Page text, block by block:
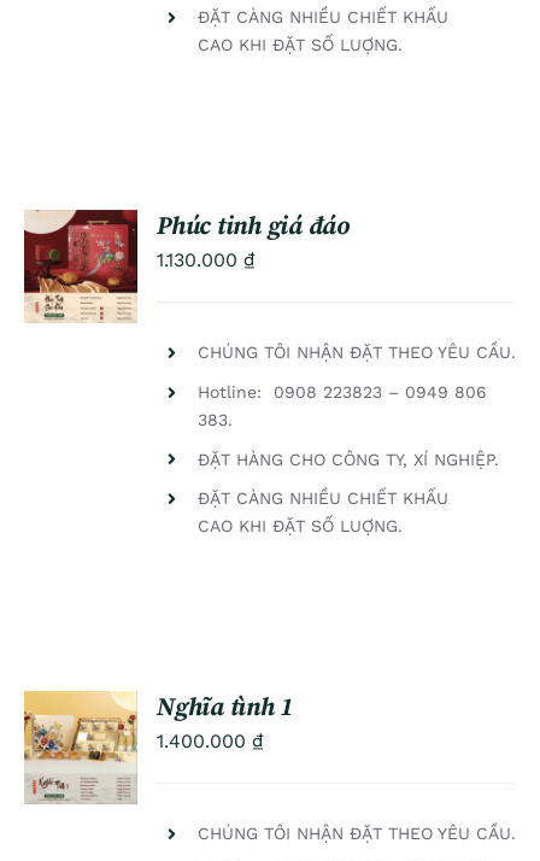
ĐẶT CÀNG NHIỀU CHIẾT KHẤU
CAO KHI ĐẶT SỐ LUỢNG.
ADD TO
CART
/
DETAILS
Phúc tinh giá đáo
1.130.000₫
CHÚNG TÔI NHẬN ĐẶT THEO YÊU CẦU.
Hotline: 0908 223823 – 0949 806
383.
ĐẶT HÀNG CHO CÔNG TY, XÍ NGHIỆP.
ĐẶT CÀNG NHIỀU CHIẾT KHẤU
CAO KHI ĐẶT SỐ LUỢNG.
ADD TO
CART
/
DETAILS
Nghĩa tình 1
1.400.000₫
CHÚNG TÔI NHẬN ĐẶT THEO YÊU CẦU.